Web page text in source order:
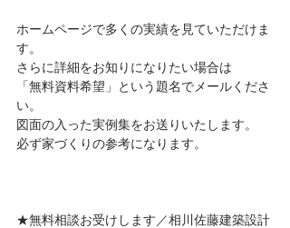
ホームページで多くの実績を見ていただけま
す。
さらに詳細をお知りになりたい場合は
「無料資料希望」という題名でメールくださ
い。
図面の入った実例集をお送りいたします。
必ず家づくりの参考になります。
★無料相談お受けします／相川佐藤建築設計